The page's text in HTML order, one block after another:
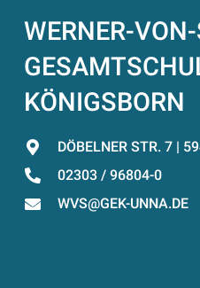
WERNER-
KÖNIGSBORN
DÖBELNER STR. 7 |
02303 / 96804-0
WVS@GEK-UNNA.DE